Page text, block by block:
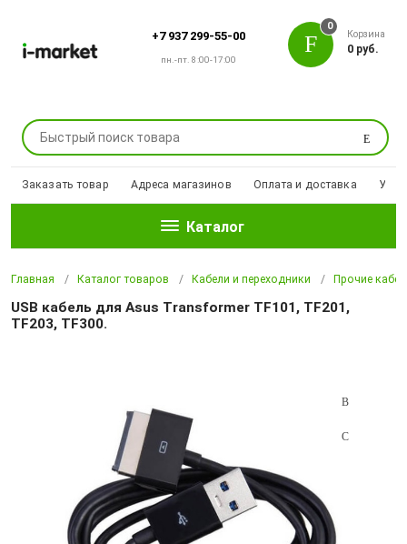
+7 937 299-55-00
пн.-пт. 8:00-17:00
Поиск
0
Корзина
0 руб.
Заказать товар Адреса магазинов Оплата и доставка
Каталог
Главная Каталог товаров Кабели и переходники Прочие
USB кабель для Asus Transformer TF101, TF201,
TF203, TF300.